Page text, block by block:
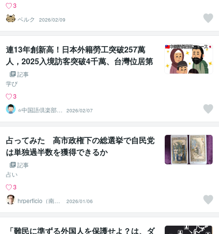
3
ベルク
2026/02/09
連13年創新高！日本外籍勞工突破257萬
人，2025入境訪客突破4千萬、台灣位居第
三 記事
学び
3
⭐中国語倶楽部⭐
初心者のための
中国語教室
2026/02/07
占ってみた 高市政権下の総選挙で自民党
は単独過半数を獲得できるか
記事
占い
3
hrperficio（南仙
台の父）
2026/01/06
「難民に準ずる外国人を保護せよ？は、ダ